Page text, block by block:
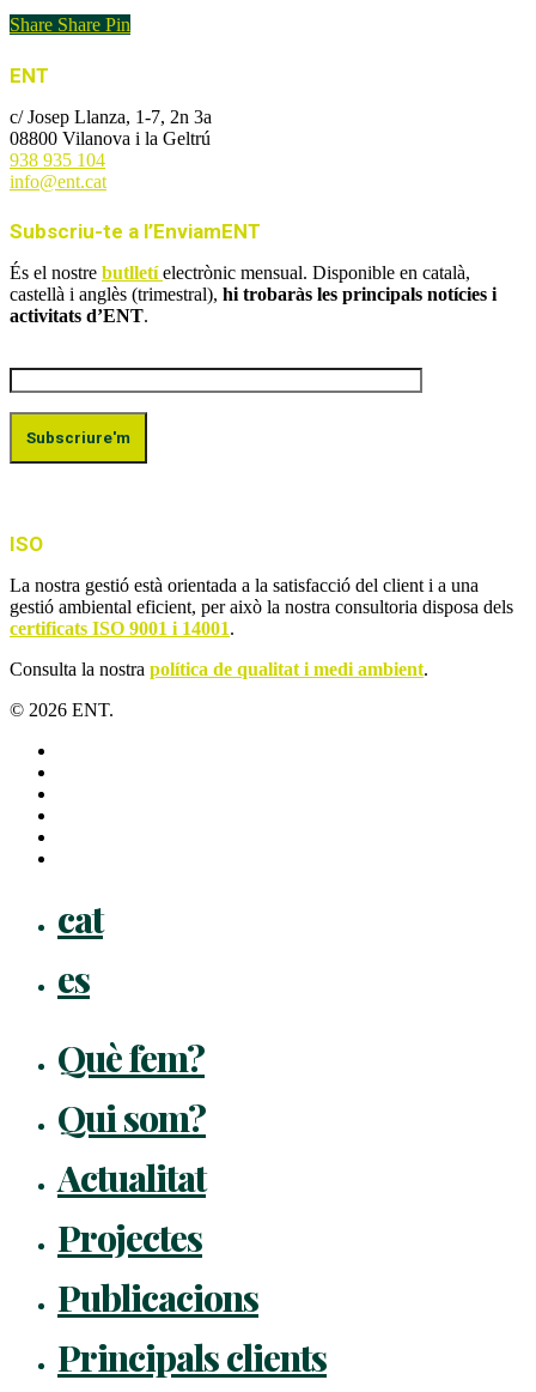
Share Share Pin
ENT
c/ Josep Llanza, 1-7, 2n 3a
08800 Vilanova i la Geltrú
938 935 104
info@ent.cat
Subscriu-te a l’EnviamENT
És el nostre butlletí electrònic mensual. Disponible en català,
castellà i anglès (trimestral), hi trobaràs les principals notícies i
activitats d’ENT.
ISO
La nostra gestió està orientada a la satisfacció del client i a una
gestió ambiental eficient, per això la nostra consultoria disposa dels
certificats ISO 9001 i 14001.
Consulta la nostra política de qualitat i medi ambient.
© 2026 ENT.
cat
es
Què fem?
Qui som?
Actualitat
Projectes
Publicacions
Principals clients